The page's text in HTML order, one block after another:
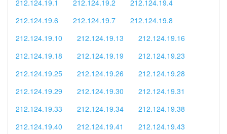
212.124.19.1 212.124.19.2
212.124.19.4
212.124.19.6
212.124.19.7
212.124.19.8
212.124.19.10
212.124.19.13
212.124.19.16
212.124.19.18
212.124.19.19
212.124.19.23
212.124.19.25
212.124.19.26
212.124.19.28
212.124.19.29
212.124.19.30
212.124.19.31
212.124.19.33
212.124.19.34
212.124.19.38
212.124.19.40
212.124.19.41
212.124.19.43